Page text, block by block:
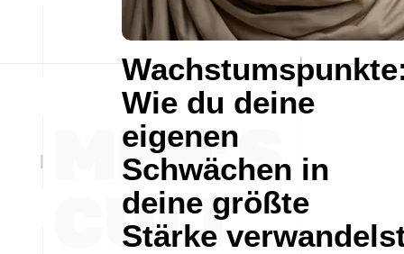
Wie du deine
eigenen
Schwächen in
deine größte
Stärke